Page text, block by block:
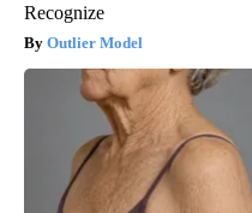
Recognize
Outlier Model